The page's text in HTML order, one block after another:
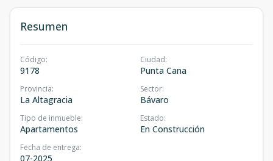
Resumen
Código:
9178
Ciudad:
Punta Cana
Provincia:
La Altagracia
Sector:
Bávaro
Tipo de inmueble:
Apartamentos
Estado:
En Construcción
Fecha de entrega:
07-2025